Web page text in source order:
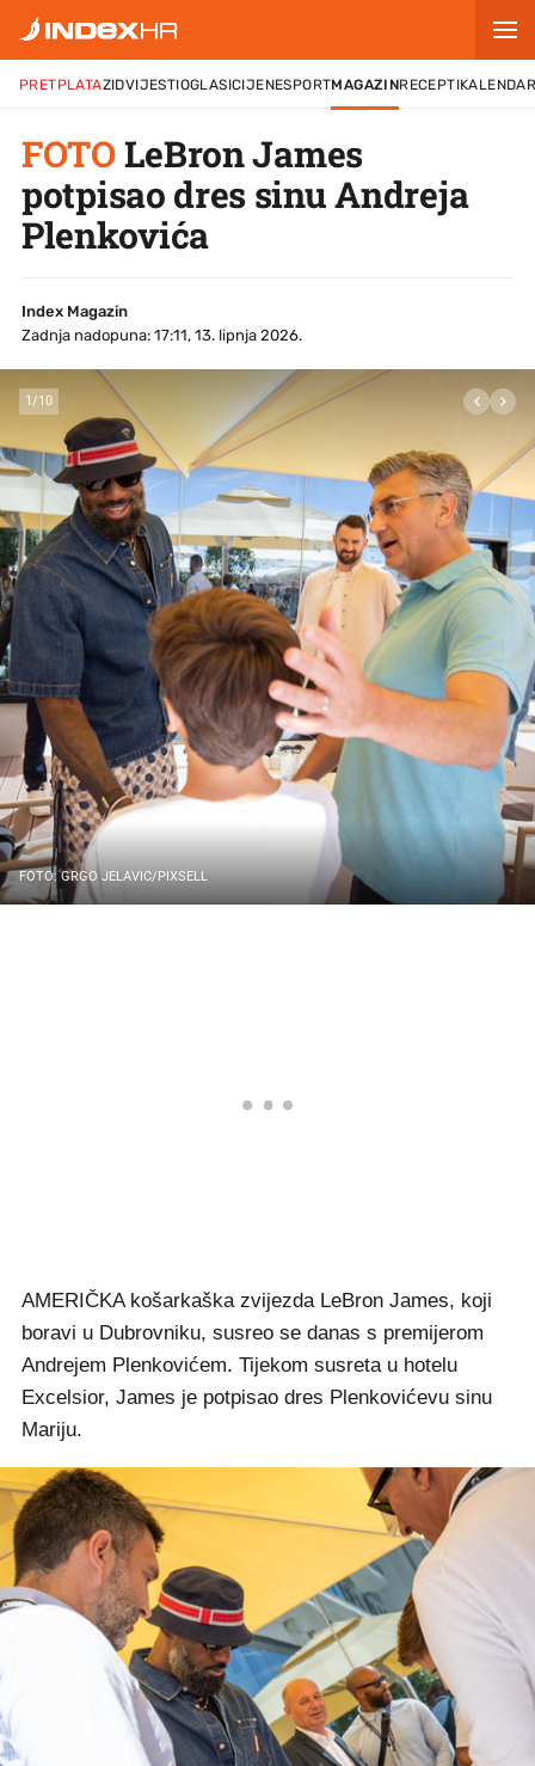
PRETPLATAZIDVIJESTIOGLASICIJENESPORTMAGAZINRECEPTI
FOTOLeBron James
potpisao dres sinu Andreja
Plenkovića
Index Magazin
Zadnja nadopuna: 17:11, 13. lipnja 2026.
1/10
FOTO: GRGO JELAVIC/PIXSELL
AMERIČKA košarkaška zvijezda LeBron James, koji
boravi u Dubrovniku, susreo se danas s premijerom
Andrejem Plenkovićem. Tijekom susreta u hotelu
Excelsior, James je potpisao dres Plenkovićevu sinu
Mariju.